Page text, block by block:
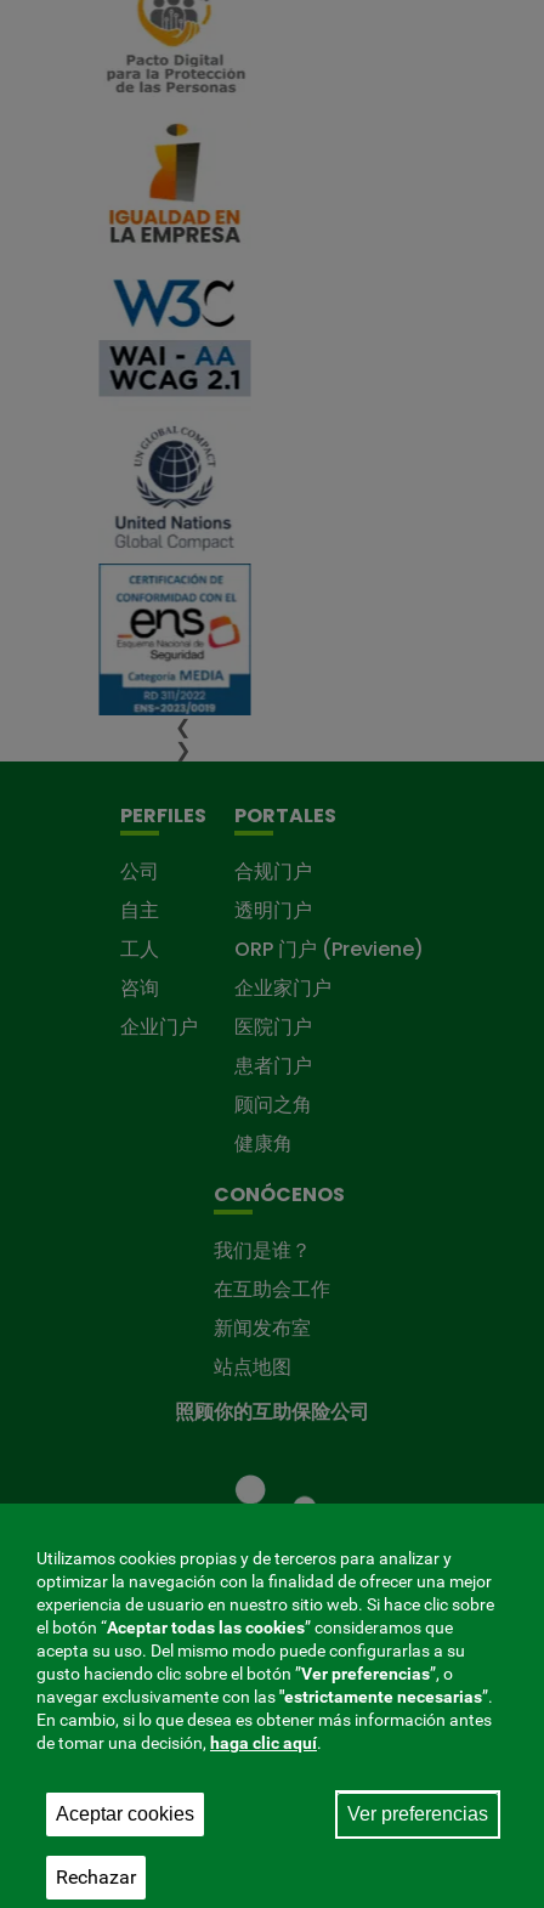
❮
❯
PERFILES
公司
自主
工人
咨询
企业门户
PORTALES
合规门户
透明门户
ORP 门户 (Previene)
企业家门户
医院门户
患者门户
顾问之角
健康角
CONÓCENOS
我们是谁？
在互助会工作
新闻发布室
站点地图
照顾你的互助保险公司
共
同
基
金
MENÚ
REDES
SOCIALES
V20
与社会保障的相互合作者，275 Fraternidad-Muprespa
Utilizamos cookies propias y de terceros para analizar y
optimizar la navegación con la finalidad de ofrecer una mejor
experiencia de usuario en nuestro sitio web. Si hace clic sobre
el botón “Aceptar todas las cookies” consideramos que
acepta su uso. Del mismo modo puede configurarlas a su
gusto haciendo clic sobre el botón ”Ver preferencias”, o
navegar exclusivamente con las"estrictamentenecesarias”.
En cambio, si lo que desea es obtener más información antes
de tomar una decisión, haga clic aquí.
Aceptar cookies Ver preferencias
Rechazar